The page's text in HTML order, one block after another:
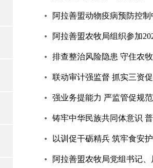
阿拉善盟动物疫病预防控
阿拉善盟农牧局组织参加
排查整治风险隐患 守住农
联动审计强监督 抓实三资
强业务提能力 严监管促规
铸牢中华民族共同体意识
以训促干砺精兵 筑牢食安
阿拉善盟农牧局党组书记